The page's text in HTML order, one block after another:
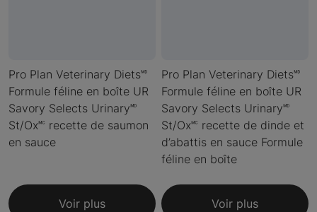
Pro Plan Veterinary Diets🅫
Formule féline en boîte UR
Savory Selects Urinary🅫
St/Ox🅪 recette de saumon
en sauce
Voir plus
Pro Plan Veterinary Diets🅫
Formule féline en boîte UR
Savory Selects Urinary🅫
St/Ox🅪 recette de dinde et
d’abattis en sauce Formule
féline en boîte
Voir plus